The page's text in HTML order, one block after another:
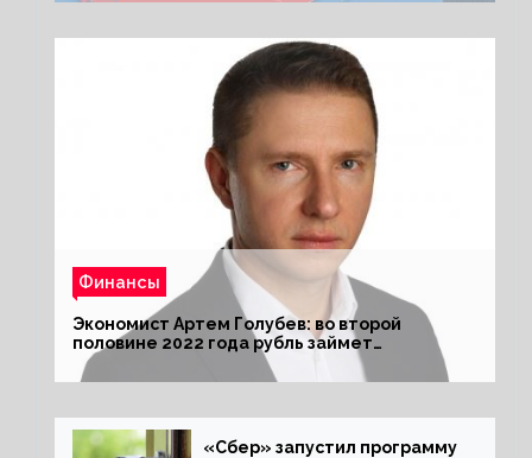
Финансы
Экономист Артем Голубев: во второй
половине 2022 года рубль займет
комфортный курс
«Сбер» запустил программу